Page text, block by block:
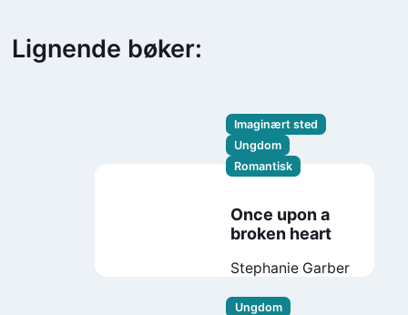
Lignende bøker:
Imaginært sted
Ungdom
Romantisk
Once upon a
broken heart
Stephanie Garber
Ungdom